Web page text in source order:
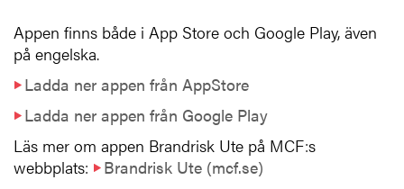
Appen finns både i App Store och Google Play, även
på engelska.
Ladda ner appen från AppStore
Ladda ner appen från Google Play
Läs mer om appen Brandrisk Ute på MCF:s
webbplats:
Brandrisk Ute (mcf.se)